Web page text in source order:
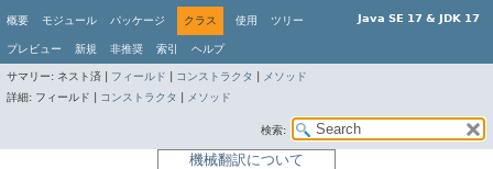
Java SE 17 & JDK 17
概要 モジュール パッケージ クラス 使用 ツリー
プレビュー 新規 非推奨 索引 ヘルプ
サマリー: ネスト済 | フィールド コンストラクタ
メソッド
詳細: フィールド | コンストラクタ メソッド
検索:
機械翻訳について